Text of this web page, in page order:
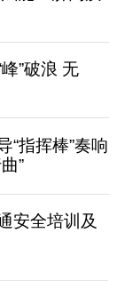
”破浪 无
“指挥棒”奏响
”
安全培训及